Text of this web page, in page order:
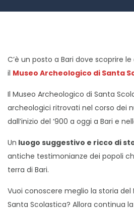
C’è un posto a Bari dove scoprire
il Museo Archeologico di Santa
Il Museo Archeologico di Santa
archeologici ritrovati nel corso dei
dall’inizio del ‘900 a oggi a Bari e
Un luogo suggestivo e ricco di
antiche testimonianze dei popoli
terra di Bari.
Vuoi conoscere meglio la storia del
Santa Scolastica? Allora continua